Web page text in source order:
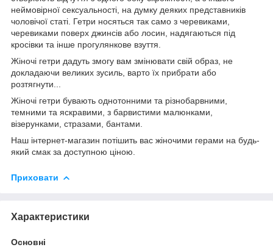
неймовірної сексуальності, на думку деяких представників
чоловічої статі. Гетри носяться так само з черевиками,
черевиками поверх джинсів або лосин, надягаються під
кросівки та інше прогулянкове взуття.
Жіночі гетри дадуть змогу вам змінювати свій образ, не
докладаючи великих зусиль, варто їх прибрати або
розтягнути...
Жіночі гетри бувають однотонними та різнобарвними,
темними та яскравими, з барвистими малюнками,
візерунками, стразами, бантами.
Наш інтернет-магазин потішить вас жіночими герами на будь-
який смак за доступною ціною.
Приховати
Характеристики
Основні